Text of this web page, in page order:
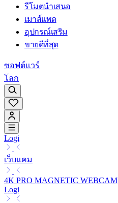
รีโมตนำเสนอ
เมาส์แพด
อุปกรณ์เสริม
ขายดีที่สุด
ซอฟต์แวร์
โลก
Logi
เว็บแคม
4K PRO MAGNETIC WEBCAM
Logi